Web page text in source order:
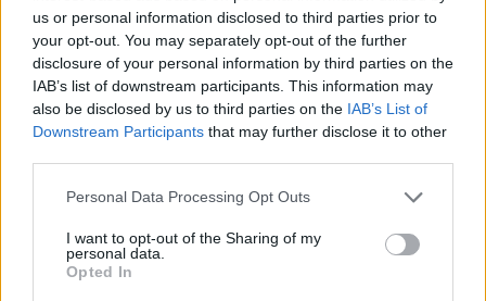
us or personal information disclosed to third parties prior to
your opt-out. You may separately opt-out of the further
disclosure of your personal information by third parties on the
IAB’s list of downstream participants. This information may
also be disclosed by us to third parties on the IAB’s List of
Downstream Participants that may further disclose it to other
Personal Data Processing Opt Outs
I want to opt-out of the Sharing of my
personal data.
Opted In